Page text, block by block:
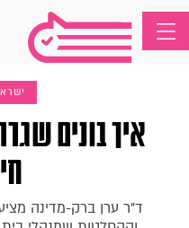
איך בונים
ד"ר ערן ברק-מדינה